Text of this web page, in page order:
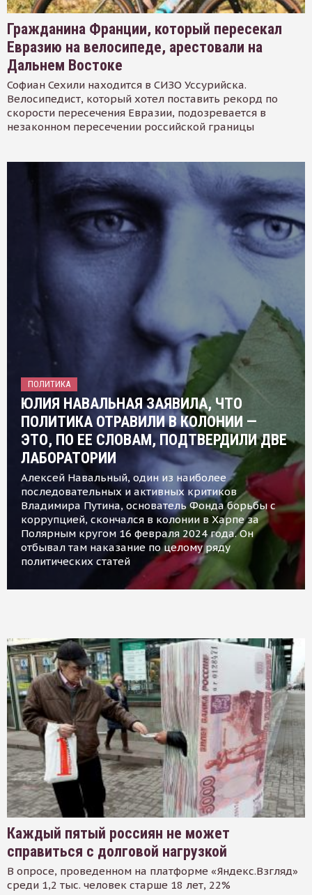
Гражданина Франции, который пересекал
Евразию на велосипеде, арестовали на
Дальнем Востоке
Софиан Сехили находится в СИЗО Уссурийска.
Велосипедист, который хотел поставить рекорд по
скорости пересечения Евразии, подозревается в
незаконном пересечении российской границы
ПОЛИТИКА
ЮЛИЯ НАВАЛЬНАЯ ЗАЯВИЛА, ЧТО
ПОЛИТИКА ОТРАВИЛИ В КОЛОНИИ —
ЭТО, ПО ЕЕ СЛОВАМ, ПОДТВЕРДИЛИ ДВЕ
ЛАБОРАТОРИИ
Алексей Навальный, один из наиболее
последовательных и активных критиков
Владимира Путина, основатель Фонда борьбы с
коррупцией, скончался в колонии в Харпе за
Полярным кругом 16 февраля 2024 года. Он
отбывал там наказание по целому ряду
политических статей
Каждый пятый россиян не может
справиться с долговой нагрузкой
В опросе, проведенном на платформе «Яндекс.Взгляд»
среди 1,2 тыс. человек старше 18 лет, 22%